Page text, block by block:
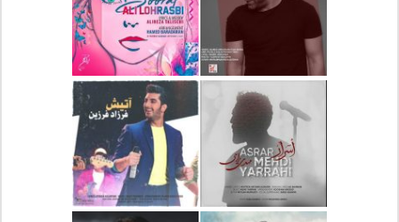
دانلود آهنگ جدید رضا
بهرام بنام نگار
دانلود آهنگ جدید علی
لهراسبی بنام صورت